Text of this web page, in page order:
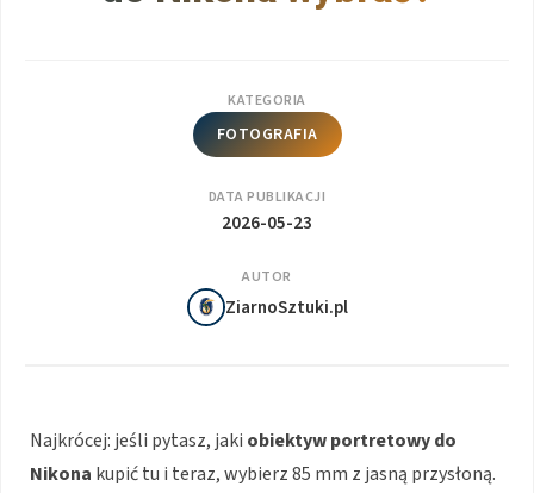
KATEGORIA
FOTOGRAFIA
DATA PUBLIKACJI
2026-05-23
AUTOR
ZiarnoSztuki.pl
Najkrócej: jeśli pytasz, jaki obiektyw portretowy do
Nikona kupić tu i teraz, wybierz 85 mm z jasną przysłoną.